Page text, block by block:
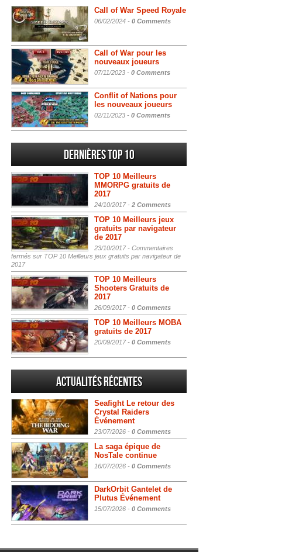
Call of War Speed Royale
06/02/2024 - 0 Comments
Call of War pour les
nouveaux joueurs
07/11/2023 - 0 Comments
Conflit of Nations pour
les nouveaux joueurs
02/11/2023 - 0 Comments
Dernières Top 10
TOP 10 Meilleurs
MMORPG gratuits de
2017
24/10/2017 - 2 Comments
TOP 10 Meilleurs jeux
gratuits par navigateur
de 2017
23/10/2017 - Commentaires
fermés sur TOP 10 Meilleurs jeux gratuits par navigateur de
2017
TOP 10 Meilleurs
Shooters Gratuits de
2017
26/09/2017 - 0 Comments
TOP 10 Meilleurs MOBA
gratuits de 2017
20/09/2017 - 0 Comments
Actualités Récentes
Seafight Le retour des
Crystal Raiders
Événement
23/07/2026 - 0 Comments
La saga épique de
NosTale continue
16/07/2026 - 0 Comments
DarkOrbit Gantelet de
Plutus Événement
15/07/2026 - 0 Comments